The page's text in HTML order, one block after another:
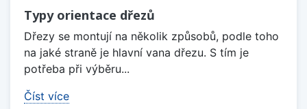
Typy orientace dřezů
Dřezy se montují na několik způsobů, podle toho
na jaké straně je hlavní vana dřezu. S tím je
potřeba při výběru...
Číst více